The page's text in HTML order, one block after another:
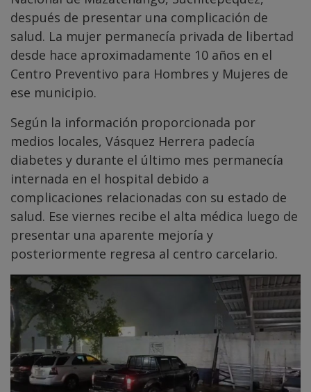
después de presentar una complicación de
salud. La mujer permanecía privada de libertad
desde hace aproximadamente 10 años en el
Centro Preventivo para Hombres y Mujeres de
ese municipio.
Según la información proporcionada por
medios locales, Vásquez Herrera padecía
diabetes y durante el último mes permanecía
internada en el hospital debido a
complicaciones relacionadas con su estado de
salud. Ese viernes recibe el alta médica luego de
presentar una aparente mejoría y
posteriormente regresa al centro carcelario.